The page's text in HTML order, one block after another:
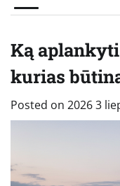
Ką
kurias
Posted on 2026 3